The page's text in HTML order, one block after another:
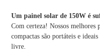
Um painel solar de 150W é
Com certeza! Nossos melhores
compactas são portáteis e
livre.